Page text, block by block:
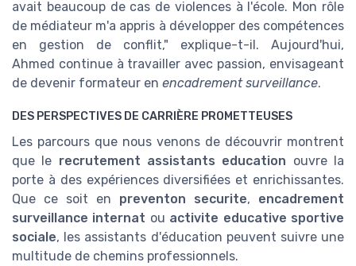
avait beaucoup de cas de violences à l'école. Mon rôle
de médiateur m'a appris à développer des compétences
en gestion de conflit," explique-t-il. Aujourd'hui,
Ahmed continue à travailler avec passion, envisageant
de devenir formateur en encadrement surveillance.
DES PERSPECTIVES DE CARRIÈRE PROMETTEUSES
Les parcours que nous venons de découvrir montrent
que le recrutement assistants education ouvre la
porte à des expériences diversifiées et enrichissantes.
Que ce soit en preventon securite, encadrement
surveillance internat ou activite educative sportive
sociale, les assistants d'éducation peuvent suivre une
multitude de chemins professionnels.